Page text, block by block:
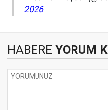
2026
HABERE YORUM